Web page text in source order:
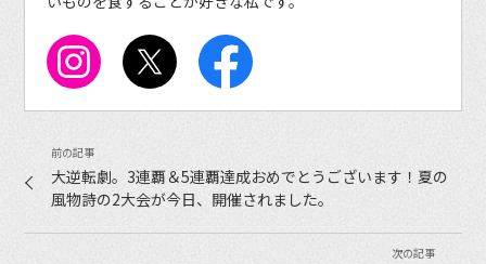
大逆転劇。3連覇＆5連覇達成おめでとうございます！夏の
風物詩の2大会が今日、開催されました。